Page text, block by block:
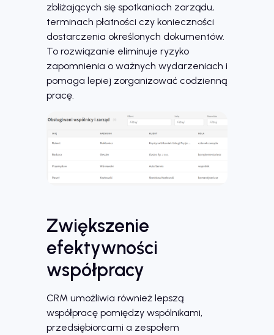
zbliżających się spotkaniach zarządu,
terminach płatności czy konieczności
dostarczenia określonych dokumentów.
To rozwiązanie eliminuje ryzyko
zapomnienia o ważnych wydarzeniach i
pomaga lepiej zorganizować codzienną
pracę.
Zwiększenie
efektywności
współpracy
CRM umożliwia również lepszą
współpracę pomiędzy wspólnikami,
przedsiębiorcami a zespołem